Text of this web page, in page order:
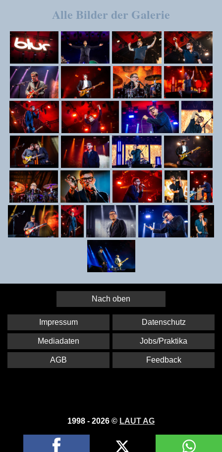
Alle Bilder der Galerie
Nach oben
1998 - 2026 © LAUT AG
Impressum Datenschutz
Mediadaten Jobs/Praktika
AGB Feedback